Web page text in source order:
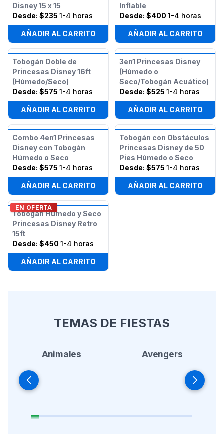
Disney 15 x 15
Desde: $235 1-4 horas
AÑADIR AL CARRITO
Inflable
Desde: $400 1-4 horas
AÑADIR AL CARRITO
Tobogán Doble de
Princesas Disney 16ft
(Húmedo/Seco)
Desde: $575 1-4 horas
AÑADIR AL CARRITO
3en1 Princesas Disney
(Húmedo o
Seco/Tobogán Acuático)
Desde: $525 1-4 horas
AÑADIR AL CARRITO
Combo 4en1 Princesas
Disney con Tobogán
Húmedo o Seco
Desde: $575 1-4 horas
AÑADIR AL CARRITO
Tobogán con Obstáculos
Princesas Disney de 50
Pies Húmedo o Seco
Desde: $575 1-4 horas
AÑADIR AL CARRITO
EN OFERTA
Tobogán Húmedo y Seco
Princesas Disney Retro
15ft
Desde: $450 1-4 horas
AÑADIR AL CARRITO
TEMAS DE FIESTAS
Animales Avengers